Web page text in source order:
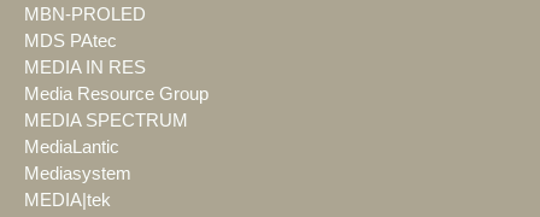
MBN-PROLED
MDS PAtec
MEDIA IN RES
Media Resource Group
MEDIA SPECTRUM
MediaLantic
Mediasystem
MEDIA|tek